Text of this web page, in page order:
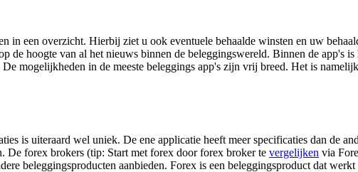
een overzicht. Hierbij ziet u ook eventuele behaalde winsten en uw
hoogte van al het nieuws binnen de beleggingswereld. Binnen de app's
mogelijkheden in de meeste beleggings app's zijn vrij breed. Het is
is uiteraard wel uniek. De ene applicatie heeft meer specificaties dan de
De forex brokers (tip: Start met forex door forex broker te vergelijken via
beleggingsproducten aanbieden. Forex is een beleggingsproduct dat